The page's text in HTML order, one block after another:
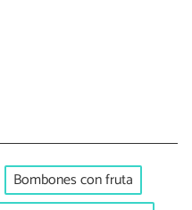
Bombones con fruta